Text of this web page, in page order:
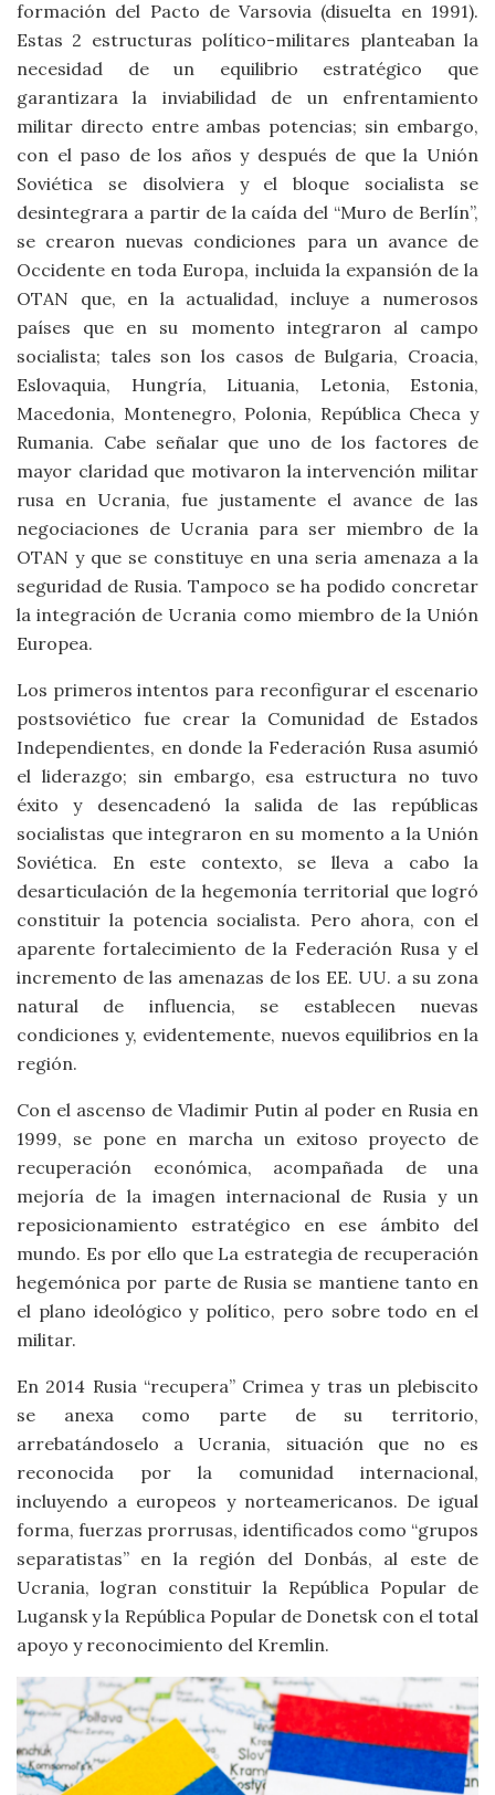
formación del Pacto de Varsovia (disuelta en 1991).
Estas 2 estructuras político-militares planteaban la
necesidad de un equilibrio estratégico que
garantizara la inviabilidad de un enfrentamiento
militar directo entre ambas potencias; sin embargo,
con el paso de los años y después de que la Unión
Soviética se disolviera y el bloque socialista se
desintegrara a partir de la caída del “Muro de Berlín”,
se crearon nuevas condiciones para un avance de
Occidente en toda Europa, incluida la expansión de la
OTAN que, en la actualidad, incluye a numerosos
países que en su momento integraron al campo
socialista; tales son los casos de Bulgaria, Croacia,
Eslovaquia, Hungría, Lituania, Letonia, Estonia,
Macedonia, Montenegro, Polonia, República Checa y
Rumania. Cabe señalar que uno de los factores de
mayor claridad que motivaron la intervención militar
rusa en Ucrania, fue justamente el avance de las
negociaciones de Ucrania para ser miembro de la
OTAN y que se constituye en una seria amenaza a la
seguridad de Rusia. Tampoco se ha podido concretar
la integración de Ucrania como miembro de la Unión
Europea.
Los primeros intentos para reconfigurar el escenario
postsoviético fue crear la Comunidad de Estados
Independientes, en donde la Federación Rusa asumió
el liderazgo; sin embargo, esa estructura no tuvo
éxito y desencadenó la salida de las repúblicas
socialistas que integraron en su momento a la Unión
Soviética. En este contexto, se lleva a cabo la
desarticulación de la hegemonía territorial que logró
constituir la potencia socialista. Pero ahora, con el
aparente fortalecimiento de la Federación Rusa y el
incremento de las amenazas de los EE. UU. a su zona
natural de influencia, se establecen nuevas
condiciones y, evidentemente, nuevos equilibrios en la
región.
Con el ascenso de Vladimir Putin al poder en Rusia en
1999, se pone en marcha un exitoso proyecto de
recuperación económica, acompañada de una
mejoría de la imagen internacional de Rusia y un
reposicionamiento estratégico en ese ámbito del
mundo. Es por ello que La estrategia de recuperación
hegemónica por parte de Rusia se mantiene tanto en
el plano ideológico y político, pero sobre todo en el
militar.
En 2014 Rusia “recupera” Crimea y tras un plebiscito
se anexa como parte de su territorio,
arrebatándoselo a Ucrania, situación que no es
reconocida por la comunidad internacional,
incluyendo a europeos y norteamericanos. De igual
forma, fuerzas prorrusas, identificados como “grupos
separatistas” en la región del Donbás, al este de
Ucrania, logran constituir la República Popular de
Lugansk y la República Popular de Donetsk con el total
apoyo y reconocimiento del Kremlin.